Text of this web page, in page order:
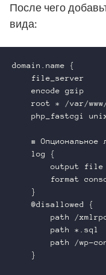
После чего
вида:
domain.name {
    file_server
    encode gzip
root * /var/
php_fastcgi
# Опциональное
    log {
output
format
    }
    @disallowed {
path /
        path *.sql
path /wp-
    }